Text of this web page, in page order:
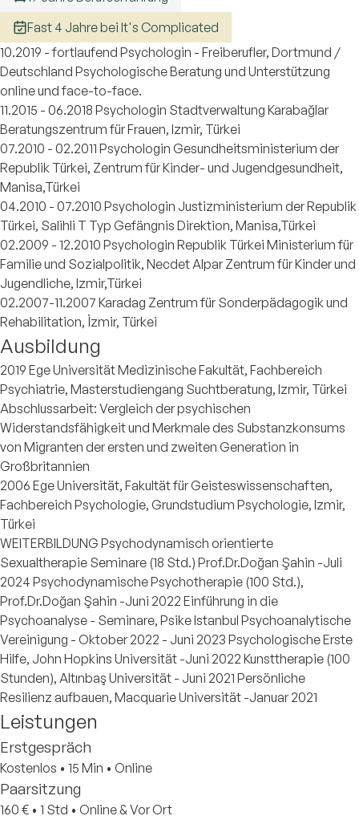
Fast 4 Jahre bei It's Complicated
10.2019 - fortlaufend Psychologin - Freiberufler, Dortmund /
Deutschland Psychologische Beratung und Unterstützung
online und face-to-face.
11.2015 - 06.2018 Psychologin Stadtverwaltung Karabağlar
Beratungszentrum für Frauen, Izmir, Türkei
07.2010 - 02.2011 Psychologin Gesundheitsministerium der
Republik Türkei, Zentrum für Kinder- und Jugendgesundheit,
Manisa,Türkei
04.2010 - 07.2010 Psychologin Justizministerium der Republik
Türkei, Salihli T Typ Gefängnis Direktion, Manisa,Türkei
02.2009 - 12.2010 Psychologin Republik Türkei Ministerium für
Familie und Sozialpolitik, Necdet Alpar Zentrum für Kinder und
Jugendliche, Izmir,Türkei
02.2007-11.2007 Karadag Zentrum für Sonderpädagogik und
Rehabilitation, İzmir, Türkei
Ausbildung
2019 Ege Universität Medizinische Fakultät, Fachbereich
Psychiatrie, Masterstudiengang Suchtberatung, Izmir, Türkei
Abschlussarbeit: Vergleich der psychischen
Widerstandsfähigkeit und Merkmale des Substanzkonsums
von Migranten der ersten und zweiten Generation in
Großbritannien
2006 Ege Universität, Fakultät für Geisteswissenschaften,
Fachbereich Psychologie, Grundstudium Psychologie, Izmir,
Türkei
WEITERBILDUNG Psychodynamisch orientierte
Sexualtherapie Seminare (18 Std.) Prof.Dr.Doğan Şahin -Juli
2024 Psychodynamische Psychotherapie (100 Std.),
Prof.Dr.Doğan Şahin -Juni 2022 Einführung in die
Psychoanalyse - Seminare, Psike Istanbul Psychoanalytische
Vereinigung - Oktober 2022 - Juni 2023 Psychologische Erste
Hilfe, John Hopkins Universität -Juni 2022 Kunsttherapie (100
Stunden), Altınbaş Universität - Juni 2021 Persönliche
Resilienz aufbauen, Macquarie Universität -Januar 2021
Leistungen
Erstgespräch
Kostenlos • 15 Min • Online
Paarsitzung
160 € • 1 Std • Online & Vor Ort